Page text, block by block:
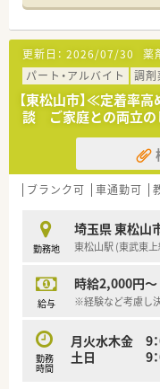
・・＊ 企業の特徴 ＊
■埼玉県北部を中
「地域医療に貢献
■無理な異動はあり
の希望を考慮した
■地域中核病院前
入社後、研修セン
ます。
研修センターでは
受けることができ
■各種勉強会も充
月例勉強会や全社
更新日： 2026/07/30 薬
パート・アルバイト
調剤
【東松山市】≪定着
談 ご家庭との両立の
ブランク可 車通勤可
勤務地
埼玉県 東松山
東松山駅 (東武東
給与
時給2,000円～
※経験など考慮し
勤務
時間
月火水木金 9：
土日 9：00